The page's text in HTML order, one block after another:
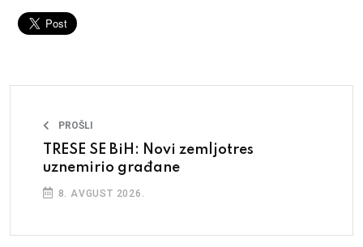
PROŠLI
TRESE SE BiH: Novi zemljotres
uznemirio građane
8. AVGUST 2026.